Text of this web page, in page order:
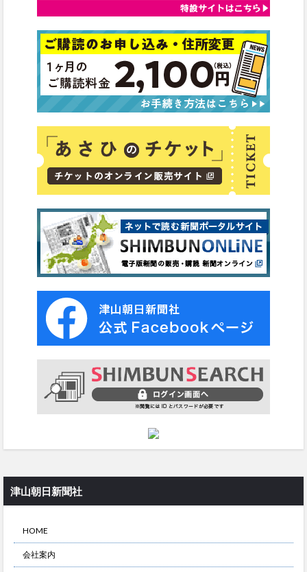
津山朝日新聞社
HOME
会社案内